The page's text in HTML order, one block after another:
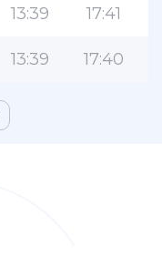
13:39 17:41
13:39 17:40